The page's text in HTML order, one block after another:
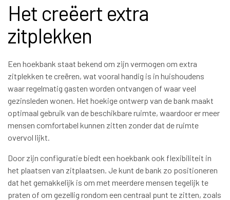
Het creëert extra
zitplekken
Een hoekbank staat bekend om zijn vermogen om extra
zitplekken te creëren, wat vooral handig is in huishoudens
waar regelmatig gasten worden ontvangen of waar veel
gezinsleden wonen. Het hoekige ontwerp van de bank maakt
optimaal gebruik van de beschikbare ruimte, waardoor er meer
mensen comfortabel kunnen zitten zonder dat de ruimte
overvol lijkt.
Door zijn configuratie biedt een hoekbank ook flexibiliteit in
het plaatsen van zitplaatsen. Je kunt de bank zo positioneren
dat het gemakkelijk is om met meerdere mensen tegelijk te
praten of om gezellig rondom een centraal punt te zitten, zoals